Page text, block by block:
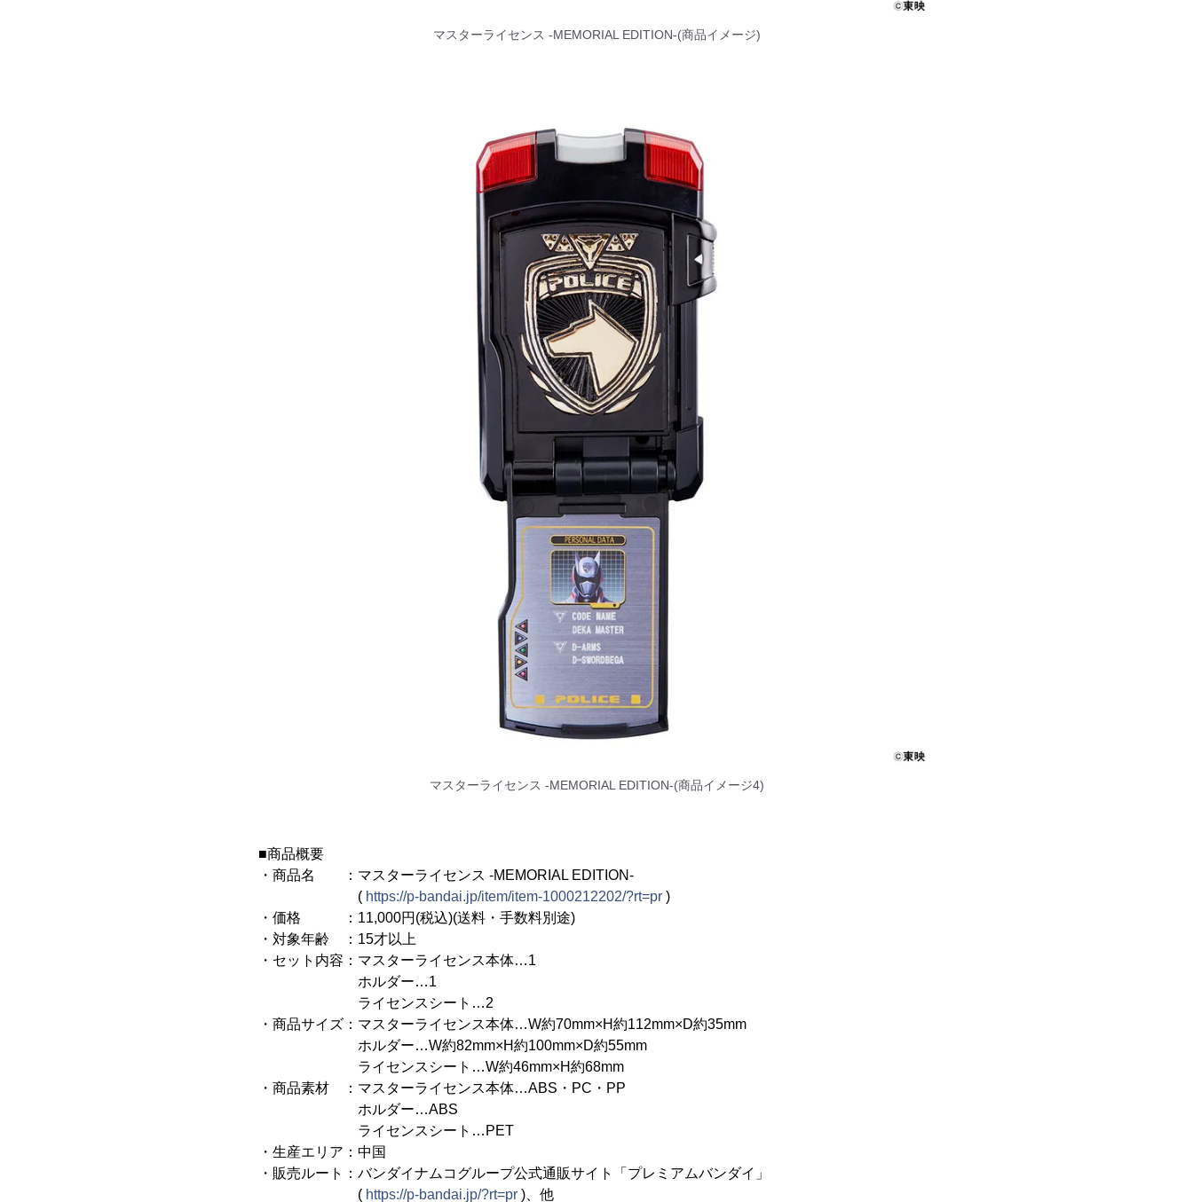
マスターライセンス -MEMORIAL EDITION-(商品イメージ)
マスターライセンス -MEMORIAL EDITION-(商品イメージ4)
■商品概要
・商品名 ：マスターライセンス -MEMORIAL EDITION-
( https://p-bandai.jp/item/item-1000212202/?rt=pr )
・価格 ：11,000円(税込)(送料・手数料別途)
・対象年齢 ：15才以上
・セット内容：マスターライセンス本体…1
ホルダー…1
ライセンスシート…2
・商品サイズ：マスターライセンス本体…W約70mm×H約112mm×D約35mm
ホルダー…W約82mm×H約100mm×D約55mm
ライセンスシート…W約46mm×H約68mm
・商品素材 ：マスターライセンス本体…ABS・PC・PP
ホルダー…ABS
ライセンスシート…PET
・生産エリア：中国
・販売ルート：バンダイナムコグループ公式通販サイト「プレミアムバンダイ」
( https://p-bandai.jp/?rt=pr )、他